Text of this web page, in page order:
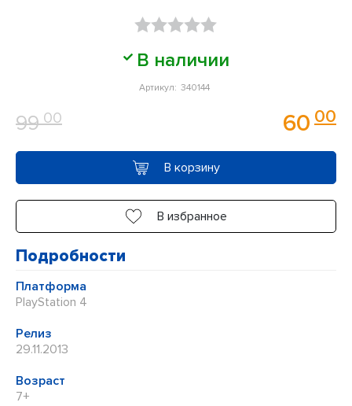
В наличии
Артикул: 340144
99 00 60 00
В корзину
В избранное
Подробности
Платформа
PlayStation 4
Релиз
29.11.2013
Возраст
7+